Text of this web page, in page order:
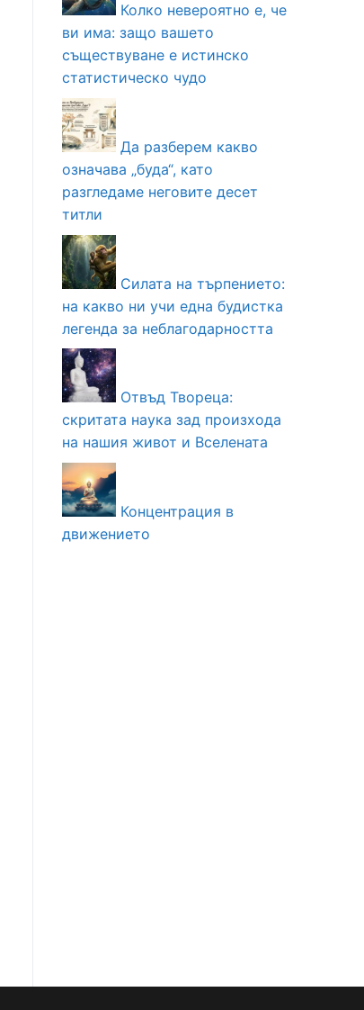
Колко невероятно е, че
ви има: защо вашето
съществуване е истинско
статистическо чудо
Да разберем какво
означава „буда“, като
разгледаме неговите десет
титли
Силата на търпението:
на какво ни учи една будистка
легенда за неблагодарността
Отвъд Твореца:
скритата наука зад произхода
на нашия живот и Вселената
Концентрация в
движението